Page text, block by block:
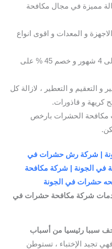
مميزة في مجال مكافحة
و المعدات و اقوى انواع
تمنح الشركة ضمانا من 3 إلى 4 شهور و خصم 45 % على
التعقيم و التعطير ، لازالة كل
كريهة و قاذورات.
مكافحة الحشرات بارخص
| شركة رش حشرات في
في الجونة | شركة مكافحة
حشرات في الجونة
شركة مكافحة حشرات في
سببا رئيسيا من أسباب
فهي تجيد الإختباء ، تستوطن